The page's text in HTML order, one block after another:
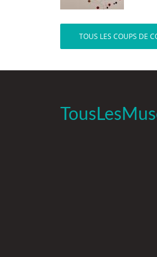
TOUS LES COUPS DE